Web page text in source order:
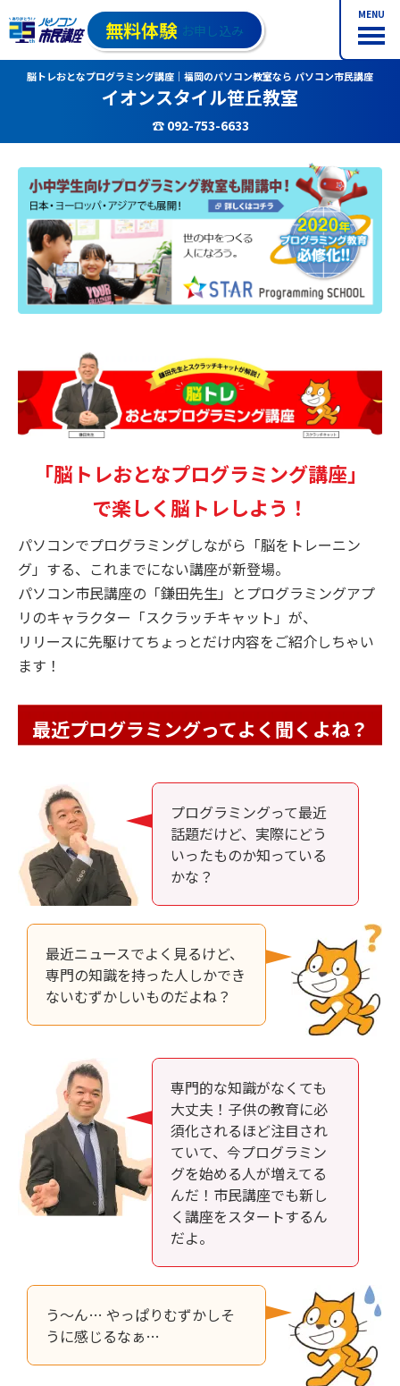
MENU
無料体験 お申し込み
脳トレおとなプログラミング講座｜福岡のパソコン教室なら パソコン市民講座
イオンスタイル笹丘教室
☎ 092-753-6633
「脳トレおとなプログラミング講座」
で楽しく脳トレしよう！
パソコンでプログラミングしながら「脳をトレーニン
グ」する、これまでにない講座が新登場。
パソコン市民講座の「鎌田先生」とプログラミングアプ
リのキャラクター「スクラッチキャット」が、
リリースに先駆けてちょっとだけ内容をご紹介しちゃい
ます！
最近プログラミングってよく聞くよね？
プログラミングって最近
話題だけど、実際にどう
いったものか知っている
かな？
最近ニュースでよく見るけど、
専門の知識を持った人しかでき
ないむずかしいものだよね？
専門的な知識がなくても
大丈夫！子供の教育に必
須化されるほど注目され
ていて、今プログラミン
グを始める人が増えてる
んだ！市民講座でも新し
く講座をスタートするん
だよ。
う～ん… やっぱりむずかしそ
うに感じるなぁ…